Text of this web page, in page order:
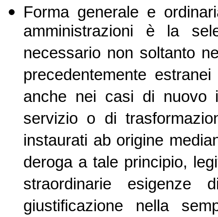
Forma generale e
amministrazioni è la
necessario non soltanto
precedentemente
anche nei casi di nuovo
servizio o di
instaurati ab origine
deroga a tale principio,
straordinarie esigenze
giustificazione nella